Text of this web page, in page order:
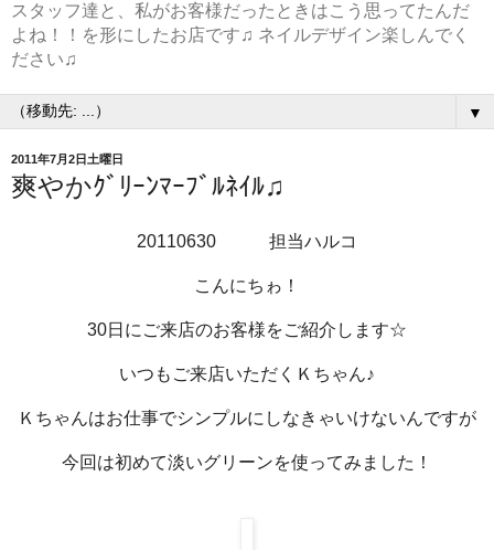
スタッフ達と、私がお客様だったときはこう思ってたんだ
よね！！を形にしたお店です♫ ネイルデザイン楽しんでく
ださい♫
▼
2011年7月2日土曜日
爽やかｸﾞﾘｰﾝﾏｰﾌﾞﾙﾈｲﾙ♫
20110630 担当ハルコ
こんにちゎ！
30日にご来店のお客様をご紹介します☆
いつもご来店いただくＫちゃん♪
Ｋちゃんはお仕事でシンプルにしなきゃいけないんですが
今回は初めて淡いグリーンを使ってみました！